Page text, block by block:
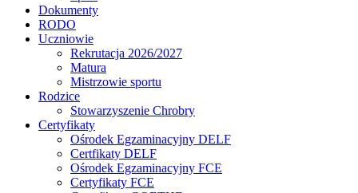
Dokumenty
RODO
Uczniowie
Rekrutacja 2026/2027
Matura
Mistrzowie sportu
Rodzice
Stowarzyszenie Chrobry
Certyfikaty
Ośrodek Egzaminacyjny DELF
Certfikaty DELF
Ośrodek Egzaminacyjny FCE
Certyfikaty FCE